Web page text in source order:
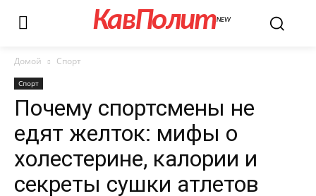
КавПолитNEW
Домой Спорт
Спорт
Почему спортсмены не
едят желток: мифы о
холестерине, калории и
секреты сушки атлетов